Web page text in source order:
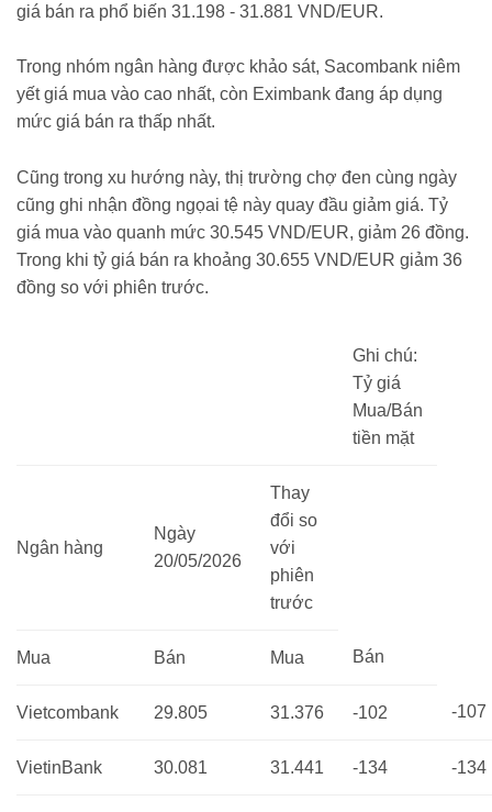
giá bán ra phổ biến 31.198 - 31.881 VND/EUR.
Trong nhóm ngân hàng được khảo sát, Sacombank niêm
yết giá mua vào cao nhất, còn Eximbank đang áp dụng
mức giá bán ra thấp nhất.
Cũng trong xu hướng này, thị trường chợ đen cùng ngày
cũng ghi nhận đồng ngọai tệ này quay đầu giảm giá. Tỷ
giá mua vào quanh mức 30.545 VND/EUR, giảm 26 đồng.
Trong khi tỷ giá bán ra khoảng 30.655 VND/EUR giảm 36
đồng so với phiên trước.
Ghi chú:
Tỷ giá
Mua/Bán
tiền mặt
Ngân hàng
Ngày
20/05/2026
Thay
đổi so
với
phiên
trước
Mua Bán Mua Bán
Vietcombank 29.805 31.376 -102 -107
VietinBank 30.081 31.441 -134 -134